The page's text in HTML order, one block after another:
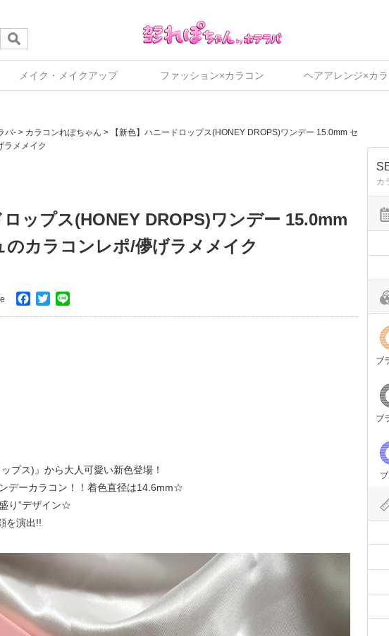
メイク・メイクアップ ファッション×カラコン ヘアアレンジ×カ
バ- > カラコンれぽちゃん >
【新色】ハニードロップス(HONEY DROPS)ワンデー 15.0mm セ
ラメメイク
ロップス(HONEY DROPS)ワンデー 15.0mm
のカラコンレポ/儚げラメメイク
Facebook
Twitter
プス)』から大人可愛い新色登場！
デーカラコン！！着色直径は14.6mm☆
り”デザイン☆
を演出!!
カ
ブ
ブ